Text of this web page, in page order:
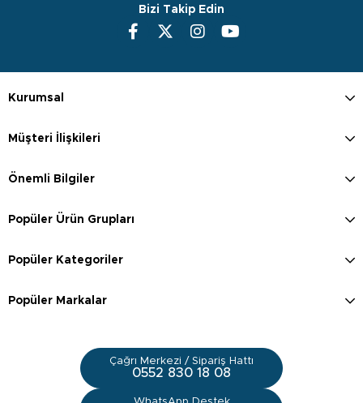
Bizi Takip Edin
Kurumsal
Müşteri İlişkileri
Önemli Bilgiler
Popüler Ürün Grupları
Popüler Kategoriler
Popüler Markalar
Çağrı Merkezi / Sipariş Hattı
0552 830 18 08